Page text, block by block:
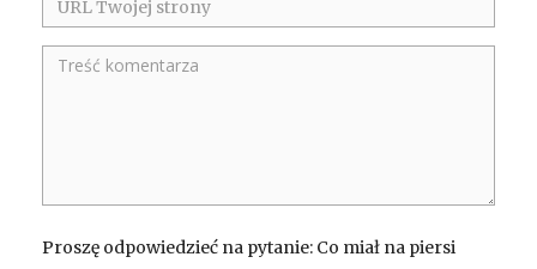
Proszę odpowiedzieć na pytanie: Co miał na piersi